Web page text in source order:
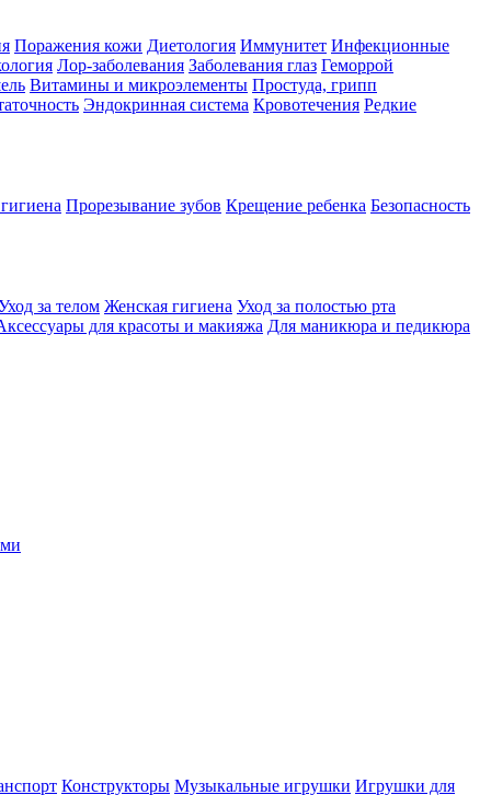
Поражения кожи Диетология Иммунитет Инфекционные
Лор-заболевания Заболевания глаз Геморрой
Витамины и микроэлементы Простуда, грипп
Эндокринная система Кровотечения Редкие
Прорезывание зубов Крещение ребенка Безопасность
за телом Женская гигиена Уход за полостью рта
для красоты и макияжа Для маникюра и педикюра
Конструкторы Музыкальные игрушки Игрушки для